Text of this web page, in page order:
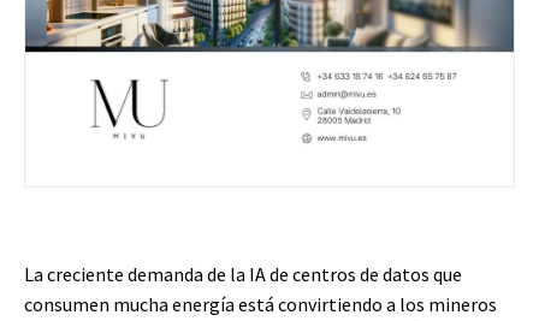
La creciente demanda de la IA de centros de datos que
consumen mucha energía está convirtiendo a los mineros